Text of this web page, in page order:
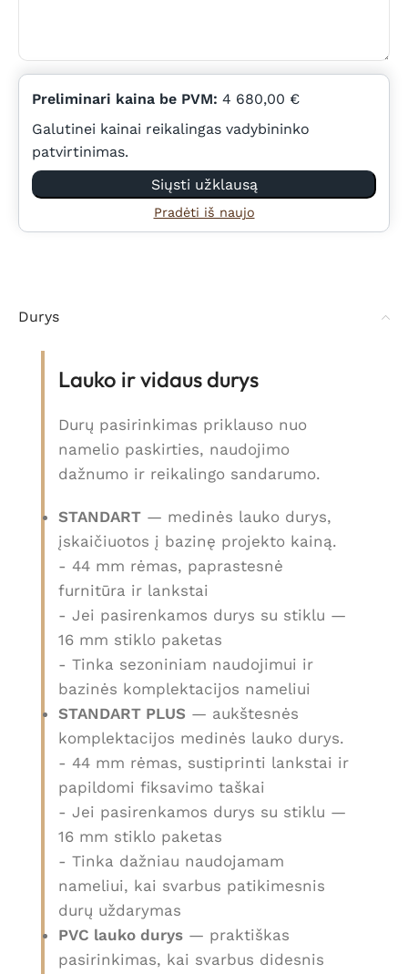
Preliminari kaina be PVM: 4 680,00 €
Galutinei kainai reikalingas vadybininko
patvirtinimas.
Siųsti užklausą
Pradėti iš naujo
Durys
Lauko ir vidaus durys
Durų pasirinkimas priklauso nuo
namelio paskirties, naudojimo
dažnumo ir reikalingo sandarumo.
STANDART — medinės lauko durys,
įskaičiuotos į bazinę projekto kainą.
- 44 mm rėmas, paprastesnė
furnitūra ir lankstai
- Jei pasirenkamos durys su stiklu —
16 mm stiklo paketas
- Tinka sezoniniam naudojimui ir
bazinės komplektacijos nameliui
STANDART PLUS — aukštesnės
komplektacijos medinės lauko durys.
- 44 mm rėmas, sustiprinti lankstai ir
papildomi fiksavimo taškai
- Jei pasirenkamos durys su stiklu —
16 mm stiklo paketas
- Tinka dažniau naudojamam
nameliui, kai svarbus patikimesnis
durų uždarymas
PVC lauko durys — praktiškas
pasirinkimas, kai svarbus didesnis